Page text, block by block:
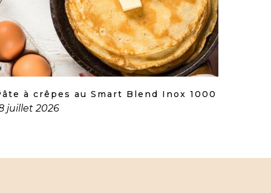
à crêpes au Smart Blend Inox 1000
juillet 2026